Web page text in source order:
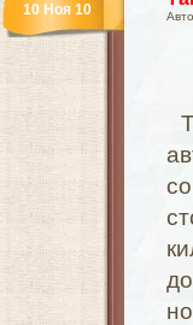
10 Ноя 10